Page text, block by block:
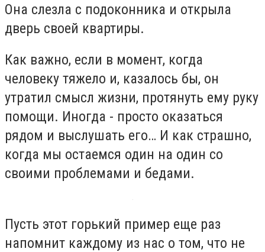
Она слезла с подоконника и открыла
дверь своей квартиры.
Как важно, если в момент, когда
человеку тяжело и, казалось бы, он
утратил смысл жизни, протянуть ему руку
помощи. Иногда - просто оказаться
рядом и выслушать его… И как страшно,
когда мы остаемся один на один со
своими проблемами и бедами.
Пусть этот горький пример еще раз
напомнит каждому из нас о том, что не